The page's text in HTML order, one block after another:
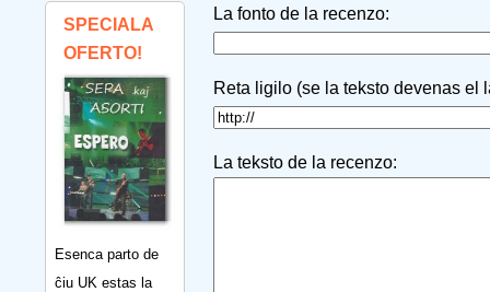
SPECIALA
OFERTO!
Esenca parto de
ĉiu UK estas la
La fonto de la recenzo:
Reta ligilo (se la teksto devenas el
La teksto de la recenzo: